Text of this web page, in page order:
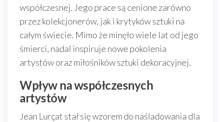
współczesnej. Jego prace są cenione zarówno
przez kolekcjonerów, jak i krytyków sztuki na
całym świecie. Mimo że minęło wiele lat od jego
śmierci, nadal inspiruje nowe pokolenia
artystów oraz miłośników sztuki dekoracyjnej.
Wpływ na współczesnych
artystów
Jean Lurçat stał się wzorem do naśladowania dla